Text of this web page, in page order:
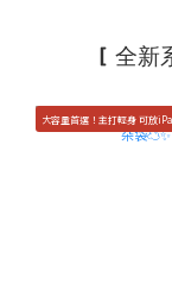
[ 全新
大容量首選！主打輕身 可放